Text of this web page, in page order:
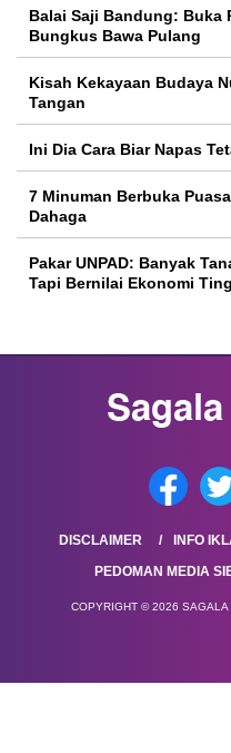
Balai Saji Bandung: Buka
Bungkus Bawa Pulang
Kisah Kekayaan Budaya
Tangan
Ini Dia Cara Biar Napas
7 Minuman Berbuka
Dahaga
Pakar UNPAD: Banyak
Tapi Bernilai Ekonomi
DISCLAIMER INFO
PEDOMAN MEDIA
COPYRIGHT © 2026 SAGALA